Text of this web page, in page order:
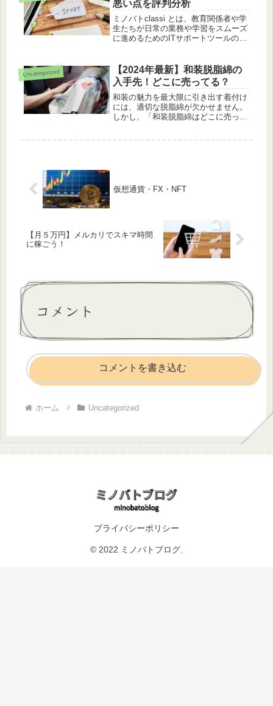
悪い点を評判分析
ミノバトclassi とは、教育関係者や学
生たちが日常の業務や学習をスムーズ
に進めるためのITサポートツールのこ
げています。その中心に位置するのが
教育支援ITツールの「cl...
Uncategorized
【2024年最新】和装脱脂綿の
入手先！どこに売ってる？
和装の魅力を最大限に引き出す着付け
には、適切な脱脂綿が欠かせません。
しかし、「和装脱脂綿はどこに売って
仮想通貨・FX・NFT
【月５万円】メルカリでスキマ時間
に稼ごう！
コメント
コメントを書き込む
ホーム Uncategorized
プライバシーポリシー
© 2022 ミノバトブログ.